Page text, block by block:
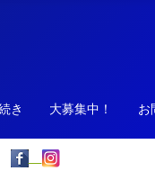
き 大募集中！ お